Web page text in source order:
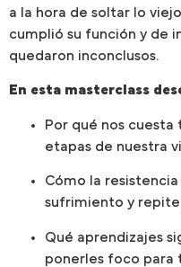
a la hora de soltar lo
cumplió su función y de
quedaron inconclusos.
En esta masterclass
Por qué nos
etapas de nuestra
Cómo la
sufrimiento y
Qué aprendizajes
ponerles foco para